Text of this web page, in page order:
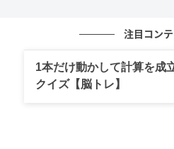
ドライバーでボールを上から
サイド・インの軌道が強くな
るスライスになりやすい
注目コン
1本だけ動かして計算を成
クイズ【脳トレ】